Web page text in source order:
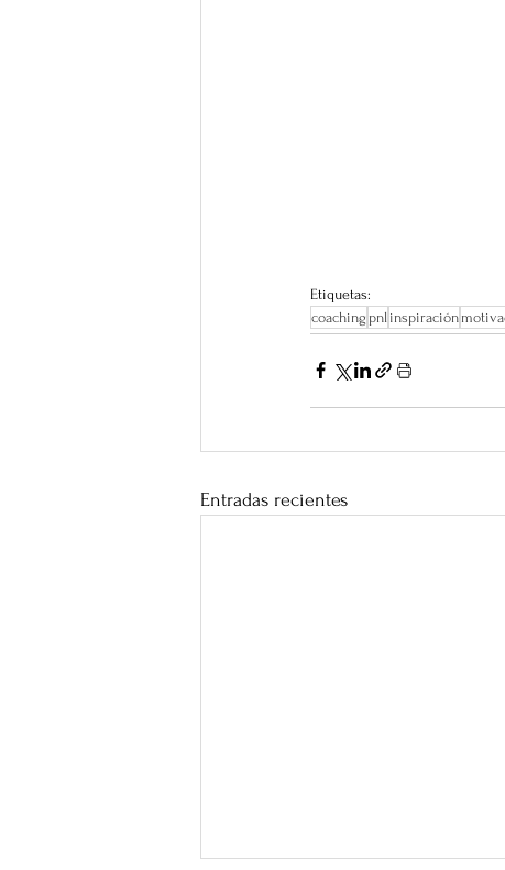
Etiquetas:
coaching pnl inspiración
Entradas recientes